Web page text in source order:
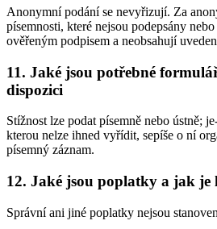
Anonymní podání se nevyřizují. Za
písemnosti, které nejsou podepsány
ověřeným podpisem a neobsahují
11. Jaké jsou potřebné
dispozici
Stížnost lze podat písemně nebo ústně;
kterou nelze ihned vyřídit, sepíše o ní
písemný záznam.
12. Jaké jsou poplatky a jak je
Správní ani jiné poplatky nejsou